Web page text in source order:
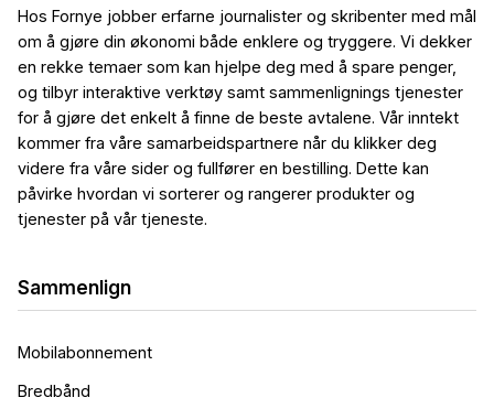
Hos Fornye jobber erfarne journalister og skribenter med mål
om å gjøre din økonomi både enklere og tryggere. Vi dekker
en rekke temaer som kan hjelpe deg med å spare penger,
og tilbyr interaktive verktøy samt sammenlignings tjenester
for å gjøre det enkelt å finne de beste avtalene. Vår inntekt
kommer fra våre samarbeidspartnere når du klikker deg
videre fra våre sider og fullfører en bestilling. Dette kan
påvirke hvordan vi sorterer og rangerer produkter og
tjenester på vår tjeneste.
Sammenlign
Mobilabonnement
Bredbånd